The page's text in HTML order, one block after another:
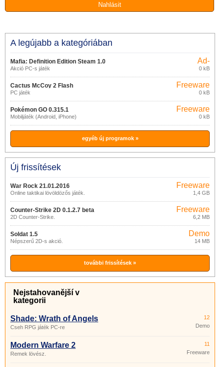
A legújabb a kategóriában
Mafia: Definition Edition Steam 1.0
Akció PC-s játék
Ad-
supported
0 kB
Cactus McCoy 2 Flash
PC játék
Freeware
0 kB
Pokémon GO 0.315.1
Mobiljáték (Android, iPhone)
Freeware
0 kB
egyéb új programok »
Új frissítések
War Rock 21.01.2016
Online taktikai lövöldözős játék.
Freeware
1,4 GB
Counter-Strike 2D 0.1.2.7 beta
2D Counter-Strike.
Freeware
6,2 MB
Soldat 1.5
Népszerű 2D-s akció.
Demo
14 MB
további frissítések »
Nejstahovanější v
kategorii
Shade: Wrath of Angels
Cseh RPG játék PC-re
12
Demo
Modern Warfare 2
Remek lövész.
11
Freeware